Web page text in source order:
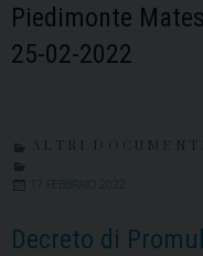
Piedimonte
25-02-2022
17 FEBBRAIO 2022
Decreto di